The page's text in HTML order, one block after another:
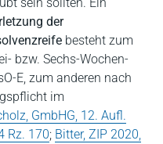
der
besteht zum
bzw. Sechs-Wochen-
E, zum anderen nach
im
GmbHG, 12. Aufl.
Rz. 170; Bitter, ZIP 2020,